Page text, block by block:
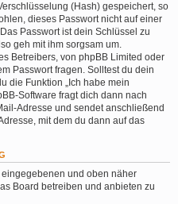
(Hash) gespeichert, so
dieses Passwort nicht auf einer
Passwort ist dein Schlüssel zu
geh mit ihm sorgsam um.
Betreibers, von phpBB Limited oder
Passwort fragen. Solltest du dein
die Funktion „Ich habe mein
Software fragt dich dann nach
Adresse und sendet anschließend
mit dem du dann auf das
und oben näher
Board betreiben und anbieten zu